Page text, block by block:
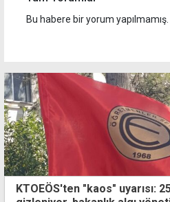
Bu habere bir yorum yapılmamış.
KTOEÖS'ten "kaos" uyarısı: